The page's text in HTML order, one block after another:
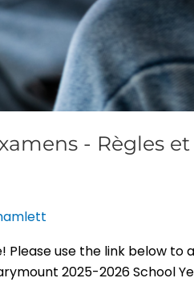
- Règles
Please use the link below
2025-2026 School